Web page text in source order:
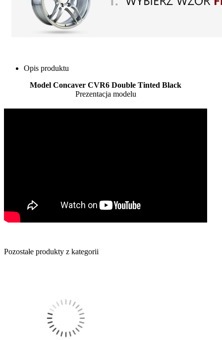
Opis produktu
Model Concaver CVR6 Double Tinted Black
Prezentacja modelu
Pozostałe produkty z kategorii